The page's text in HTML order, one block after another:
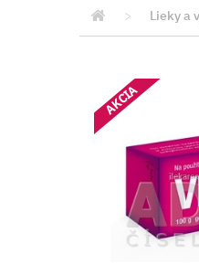
> Lieky a
AKCIA